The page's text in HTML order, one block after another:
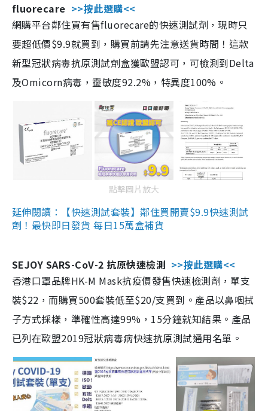
fluorecare >>按此選購<<
網購平台鄰住買有售fluorecare的快速測試劑，現時只
要超低價$9.9就買到，購買前請先注意送貨時間！這款
新型冠狀病毒抗原測試劑盒獲歐盟認可，可檢測到Delta
及Omicorn病毒，靈敏度92.2%，特異度100%。
點擊圖片放大
延伸閱讀：【快速測試套裝】鄰住買開賣$9.9快速測試
劑！最快即日發貨 每日15萬盒補貨
SEJOY SARS-CoV-2 抗原快速檢測 >>按此選購<<
香港口罩品牌HK-M Mask抗疫價發售快速檢測劑，單支
裝$22，而購買500套裝低至$20/支買到。產品以鼻咽拭
子方式採樣，準確性高達99%，15分鐘就知結果。產品
已列在歐盟2019冠狀病毒病快速抗原測試通用名單。